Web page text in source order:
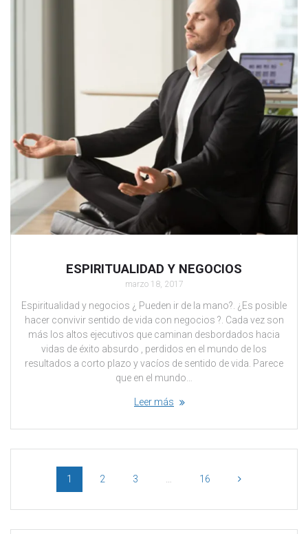
ESPIRITUALIDAD Y NEGOCIOS
marzo 18, 2017
Espiritualidad y negocios ¿ Pueden ir de la mano?. ¿Es posible
hacer convivir sentido de vida con negocios ?. Cada vez son
más los altos ejecutivos que caminan desbordados hacia
vidas de éxito absurdo , perdidos en el mundo de los
resultados a corto plazo y vacíos de sentido de vida. Parece
que en el mundo…
Leer más
1 2 3 … 16